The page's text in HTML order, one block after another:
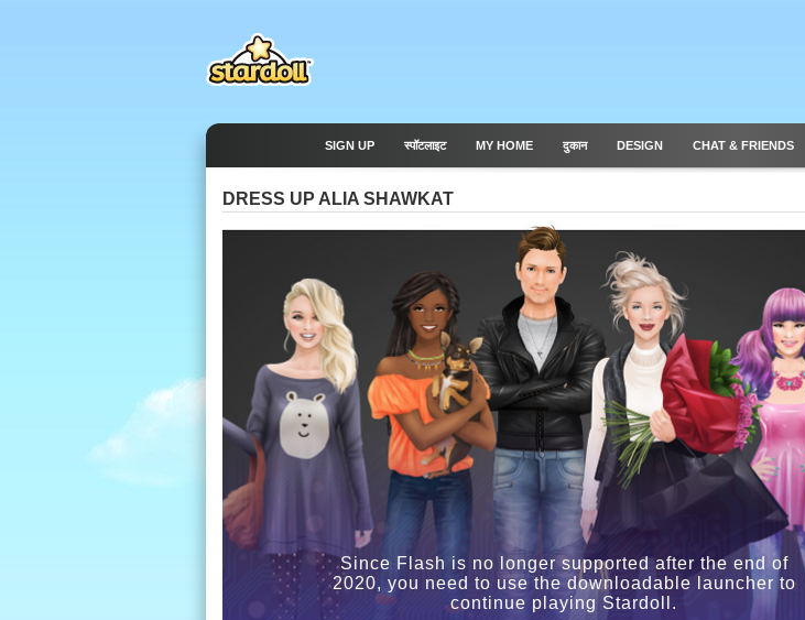
SIGN UP स्पॉटलाइट MY HOME दुकान DESIGN CHAT & FRIENDS
DRESS UP ALIA SHAWKAT
Since Flash is no longer supported after the end of
2020, you need to use the downloadable launcher to
continue playing Stardoll.